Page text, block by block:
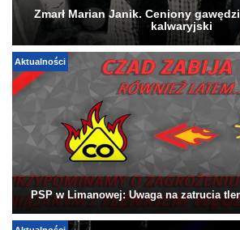
Zmarł Marian Janik. Ceniony
kalwaryjski
Aktualności
PSP w Limanowej: Uwaga na zatrucia